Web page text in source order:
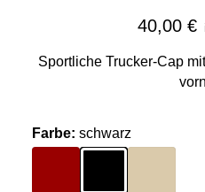
40,00 €
Sportliche Trucker-Cap
Farbe: schwarz